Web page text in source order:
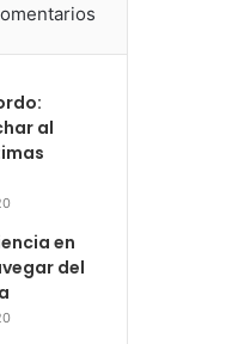
al
en
del